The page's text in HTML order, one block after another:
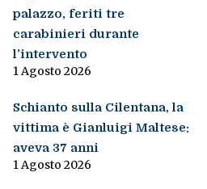
palazzo, feriti tre
carabinieri durante
l’intervento
1 Agosto 2026
Schianto sulla Cilentana, la
vittima è Gianluigi Maltese:
aveva 37 anni
1 Agosto 2026